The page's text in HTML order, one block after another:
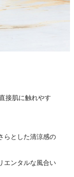
接肌に触れやす
らとした清涼感の
エンタルな風合い